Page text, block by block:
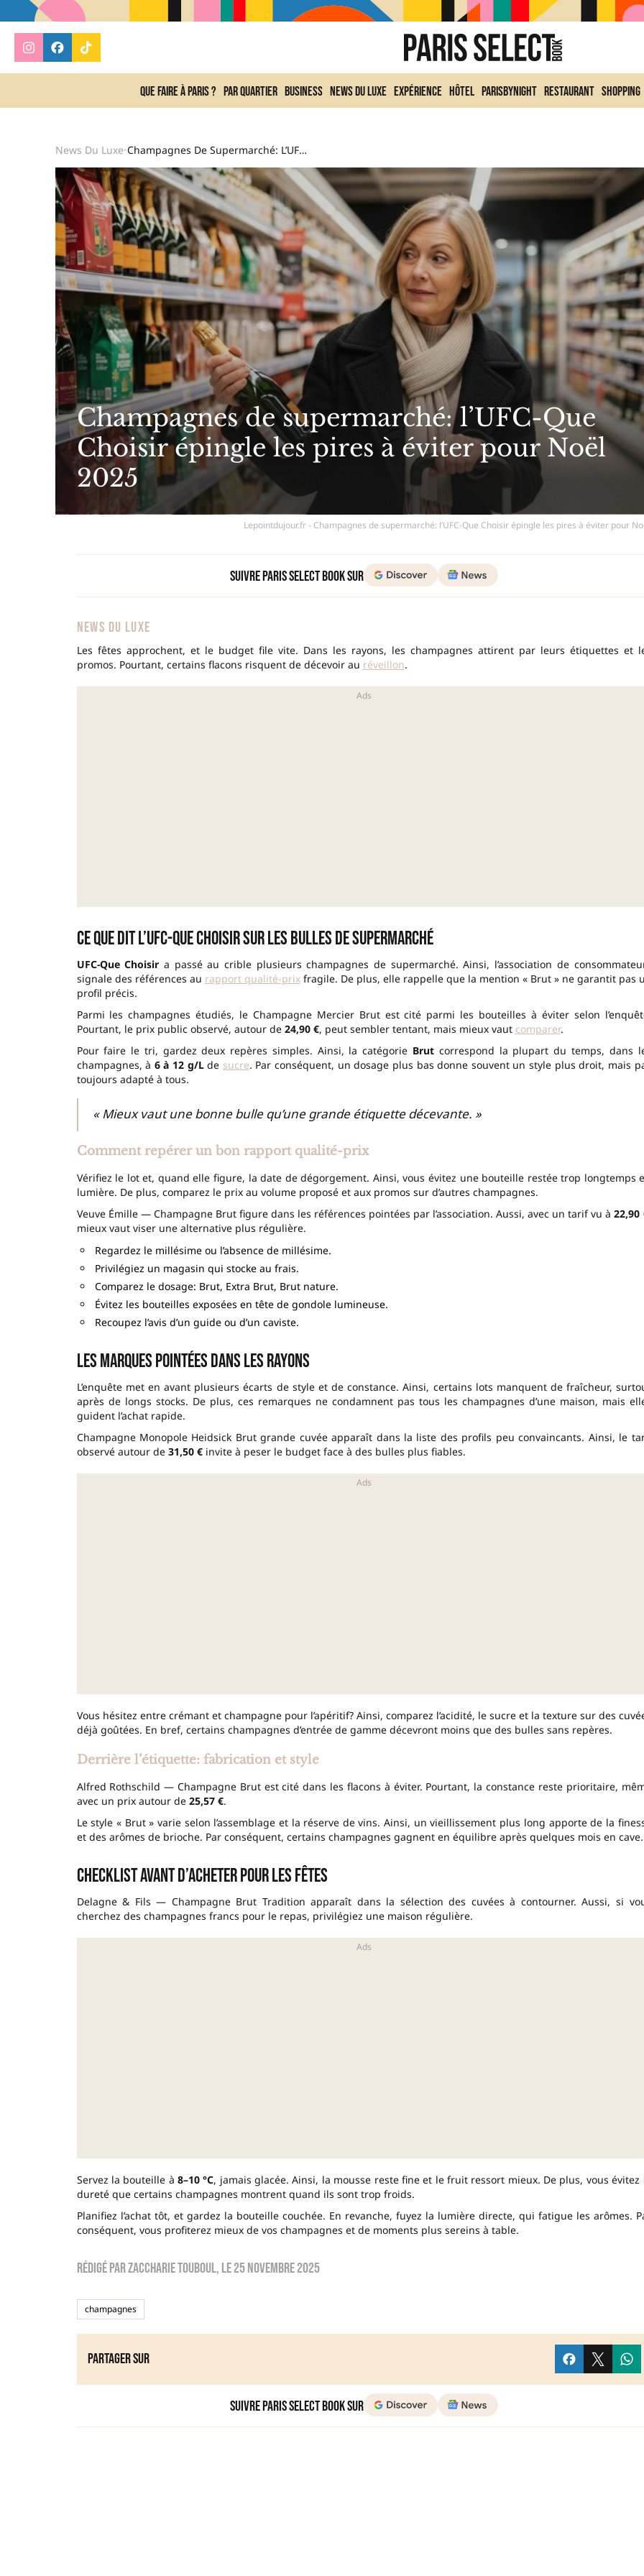
Que faire à Paris ? Par quartier Business News du Luxe Expérience Hôtel ParisByNight Restaurant Shopping
News Du Luxe• Champagnes De Supermarché: L’UFC-Que Choisir Épingle Les Pires À Éviter Pour Noël 2025
Champagnes de supermarché: l’UFC-Que
Choisir épingle les pires à éviter pour Noël
2025
Lepointdujour.fr - Champagnes de supermarché: l’UFC-Que Choisir épingle les pires à éviter pour
Suivre Paris Select Book sur
NEWS DU LUXE
Les fêtes approchent, et le budget file vite. Dans les rayons, les champagnes attirent par leurs étiquettes et
promos. Pourtant, certains flacons risquent de décevoir au réveillon.
Ce que dit l’UFC-Que Choisir sur les bulles de supermarché
UFC-Que Choisir a passé au crible plusieurs champagnes de supermarché. Ainsi, l’association de
signale des références au rapport qualité-prixfragile. De plus, elle rappelle que la mention « Brut » ne garantit pas
profil précis.
Parmi les champagnes étudiés, le Champagne Mercier Brut est cité parmi les bouteilles à éviter selon
Pourtant, le prix public observé, autour de 24,90 €, peut sembler tentant, mais mieux vaut comparer.
Pour faire le tri, gardez deux repères simples. Ainsi, la catégorie Brut correspond la plupart du temps, dans
champagnes, à 6 à 12 g/Lde sucre. Par conséquent, un dosage plus bas donne souvent un style plus droit, mais
toujours adapté à tous.
« Mieux vaut une bonne bulle qu’une grande étiquette décevante. »
Comment repérer un bon rapport qualité-prix
Vérifiez le lot et, quand elle figure, la date de dégorgement. Ainsi, vous évitez une bouteille restée trop longtemps
lumière. De plus, comparez le prix au volume proposé et aux promos sur d’autres champagnes.
Veuve Émille — Champagne Brut figure dans les références pointées par l’association. Aussi, avec un tarif vu à22,90
mieux vaut viser une alternative plus régulière.
Regardez le millésime ou l’absence de millésime.
Privilégiez un magasin qui stocke au frais.
Comparez le dosage: Brut, Extra Brut, Brut nature.
Évitez les bouteilles exposées en tête de gondole lumineuse.
Recoupez l’avis d’un guide ou d’un caviste.
Les marques pointées dans les rayons
L’enquête met en avant plusieurs écarts de style et de constance. Ainsi, certains lots manquent de fraîcheur,
après de longs stocks. De plus, ces remarques ne condamnent pas tous les champagnes d’une maison, mais
guident l’achat rapide.
Champagne Monopole Heidsick Brut grande cuvée apparaît dans la liste des profils peu convaincants. Ainsi, le
observé autour de 31,50 €invite à peser le budget face à des bulles plus fiables.
Vous hésitez entre crémant et champagne pour l’apéritif? Ainsi, comparez l’acidité, le sucre et la texture sur des
déjà goûtées. En bref, certains champagnes d’entrée de gamme décevront moins que des bulles sans repères.
Derrière l’étiquette: fabrication et style
Alfred Rothschild — Champagne Brut est cité dans les flacons à éviter. Pourtant, la constance reste prioritaire,
avec un prix autour de 25,57 €.
Le style « Brut » varie selon l’assemblage et la réserve de vins. Ainsi, un vieillissement plus long apporte de la
et des arômes de brioche. Par conséquent, certains champagnes gagnent en équilibre après quelques mois en cave.
Checklist avant d’acheter pour les fêtes
Delagne & Fils — Champagne Brut Tradition apparaît dans la sélection des cuvées à contourner. Aussi, si
cherchez des champagnes francs pour le repas, privilégiez une maison régulière.
Servez la bouteille à 8–10 °C, jamais glacée. Ainsi, la mousse reste fine et le fruit ressort mieux. De plus, vous évitez
dureté que certains champagnes montrent quand ils sont trop froids.
Planifiez l’achat tôt, et gardez la bouteille couchée. En revanche, fuyez la lumière directe, qui fatigue les arômes.
conséquent, vous profiterez mieux de vos champagnes et de moments plus sereins à table.
Rédigé parzaccharie touboul, le25 novembre 2025
champagnes
Partager sur
Suivre Paris Select Book sur